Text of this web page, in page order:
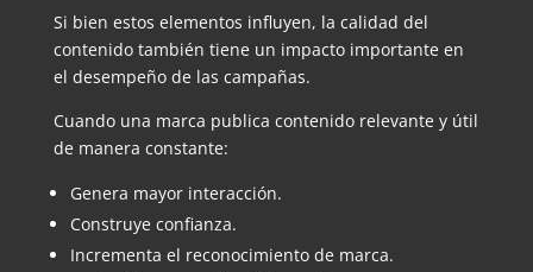
Si bien estos elementos influyen, la calidad del
contenido también tiene un impacto importante en
el desempeño de las campañas.
Cuando una marca publica contenido relevante y útil
de manera constante:
Genera mayor interacción.
Construye confianza.
Incrementa el reconocimiento de marca.